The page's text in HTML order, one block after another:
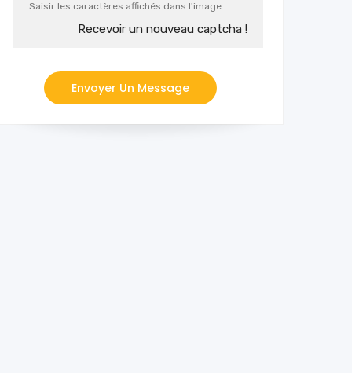
Saisir les caractères affichés dans l'image.
Recevoir un nouveau captcha !